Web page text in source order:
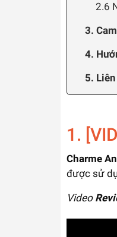
2.6
3.
4.
5.
1.
Charme
được sử
Video